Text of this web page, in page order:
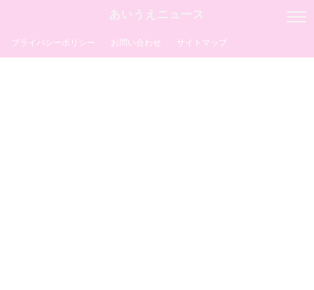
あいうえニュース
プライバシーポリシー お問い合わせ サイトマップ